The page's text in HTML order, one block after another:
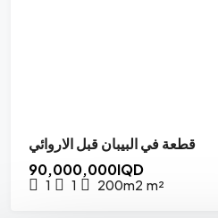
قطعة في البيبان قبل الاروائي
90,000,000IQD
1 1 200m2 m²